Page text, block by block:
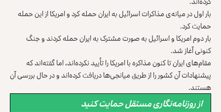
بار اول در میانه‌ی مذاکرات اسرائیل به ایران حمله کرد و امریکا از این حمله
حمایت کرد.
بار دوم امریکا و اسرائیل به صورت مشترک به ایران حمله کردند و جنگ
کنونی آغاز شد.
مقام‌های ایران تا کنون مذاکره با امریکا را تأیید نکرده‌اند، اما گفته‌اند که
پیشنهادات آن کشور را از طریق میانجی‌ها دریافت کرده‌اند و در حال بررسی آن
هستند.
از روزنامه‌نگاری مستقل حمایت کنید